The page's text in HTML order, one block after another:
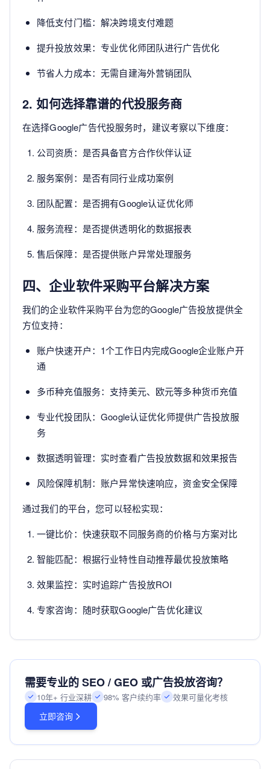
降低支付门槛：解决跨境支付难题
提升投放效果：专业优化师团队进行广告优化
节省人力成本：无需自建海外营销团队
2. 如何选择靠谱的代投服务商
在选择Google广告代投服务时，建议考察以下维度：
公司资质：是否具备官方合作伙伴认证
服务案例：是否有同行业成功案例
团队配置：是否拥有Google认证优化师
服务流程：是否提供透明化的数据报表
售后保障：是否提供账户异常处理服务
四、企业软件采购平台解决方案
我们的企业软件采购平台为您的Google广告投放提供全
方位支持：
账户快速开户：1个工作日内完成Google企业账户开
通
多币种充值服务：支持美元、欧元等多种货币充值
专业代投团队：Google认证优化师提供广告投放服
务
数据透明管理：实时查看广告投放数据和效果报告
风险保障机制：账户异常快速响应，资金安全保障
通过我们的平台，您可以轻松实现：
一键比价：快速获取不同服务商的价格与方案对比
智能匹配：根据行业特性自动推荐最优投放策略
效果监控：实时追踪广告投放ROI
专家咨询：随时获取Google广告优化建议
需要专业的 SEO / GEO 或广告投放咨询？
10年+ 行业深耕 98% 客户续约率 效果可量化考核
立即咨询